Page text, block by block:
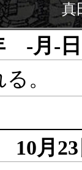
真
-月-
。
10月